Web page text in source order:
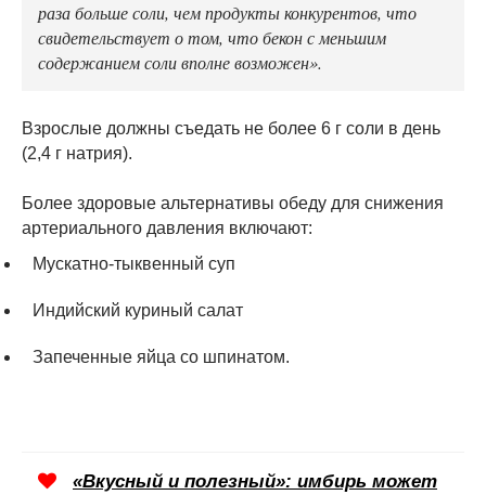
раза больше соли, чем продукты конкурентов, что
свидетельствует о том, что бекон с меньшим
содержанием соли вполне возможен».
Взрослые должны съедать не более 6 г соли в день
(2,4 г натрия).
Более здоровые альтернативы обеду для снижения
артериального давления включают:
Мускатно-тыквенный суп
Индийский куриный салат
Запеченные яйца со шпинатом.
«Вкусный и полезный»: имбирь может